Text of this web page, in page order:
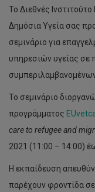
Το Διεθνές
Δημόσια Υγεία σας
σεμινάριο για
υπηρεσιών υγείας
Το σεμινάριο
προγράμματος
care to refugee and
2021 (11:00 – 14:00)
Η εκπαίδευση
παρέχουν φροντίδα